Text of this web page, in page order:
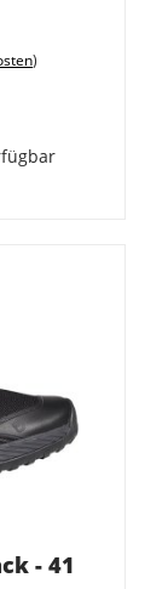
)
- 41